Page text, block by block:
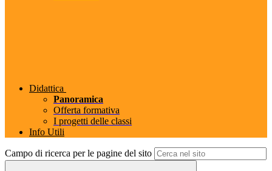
Didattica
Panoramica
Offerta formativa
I progetti delle classi
Info Utili
Campo di ricerca per le pagine del sito